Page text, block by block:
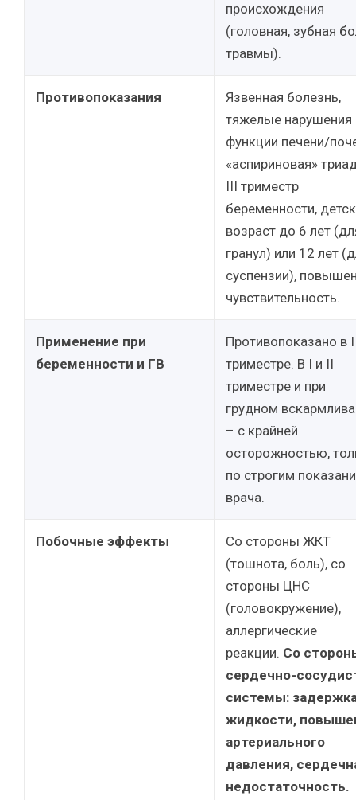
происхождения
(головная, зубная
травмы).
Противопоказания
Язвенная болезнь,
тяжелые нарушения
функции печени/
«аспириновая»
III триместр
беременности,
возраст до 6 лет
гранул) или 12 лет
суспензии),
чувствительность.
Применение при
беременности и ГВ
Противопоказано в
триместре. В I и II
триместре и при
грудном
– с крайней
осторожностью,
по строгим
врача.
Побочные эффекты
Со стороны ЖКТ
(тошнота, боль), со
стороны ЦНС
(головокружение),
аллергические
реакции. Со
сердечно-
системы:
жидкости,
артериального
давления,
недостаточность.